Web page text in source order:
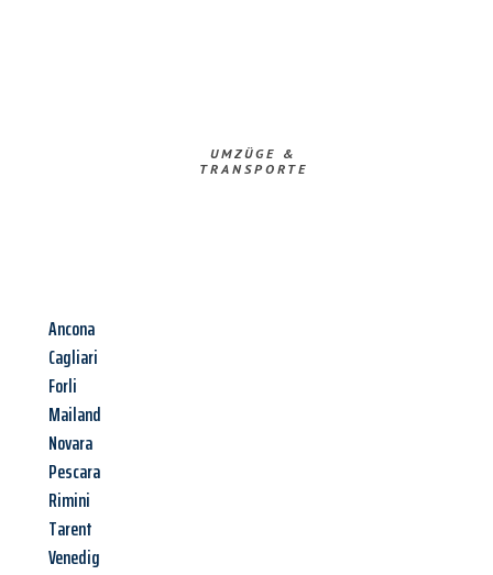
UMZÜGE &
TRANSPORTE
Ancona
Cagliari
Forli
Mailand
Novara
Pescara
Rimini
Tarent
Venedig